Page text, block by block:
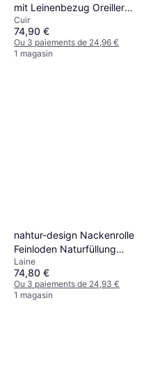
mit Leinenbezug Oreiller
cervical Naturel, Bleu
Cuir
74,90 €
Ou 3 paiements de 24,96 €
1 magasin
nahtur-design Nackenrolle
Feinloden Naturfüllung
Oreiller cervical Marron,
Naturel
Laine
74,80 €
Ou 3 paiements de 24,93 €
1 magasin